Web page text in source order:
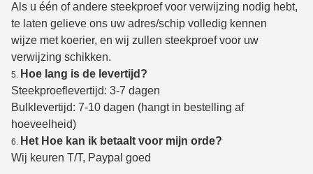
Als u één of andere steekproef voor verwijzing nodig hebt,
te laten gelieve ons uw adres/schip volledig kennen
wijze met koerier, en wij zullen steekproef voor uw
verwijzing schikken.
5. Hoe lang is de levertijd?
Steekproeflevertijd: 3-7 dagen
Bulklevertijd: 7-10 dagen (hangt in bestelling af
hoeveelheid)
6. Het Hoe kan ik betaalt voor mijn orde?
Wij keuren T/T, Paypal goed